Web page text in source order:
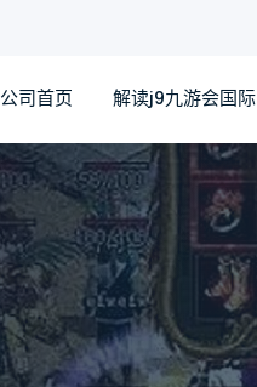
公司首页 解读j9九游会国际